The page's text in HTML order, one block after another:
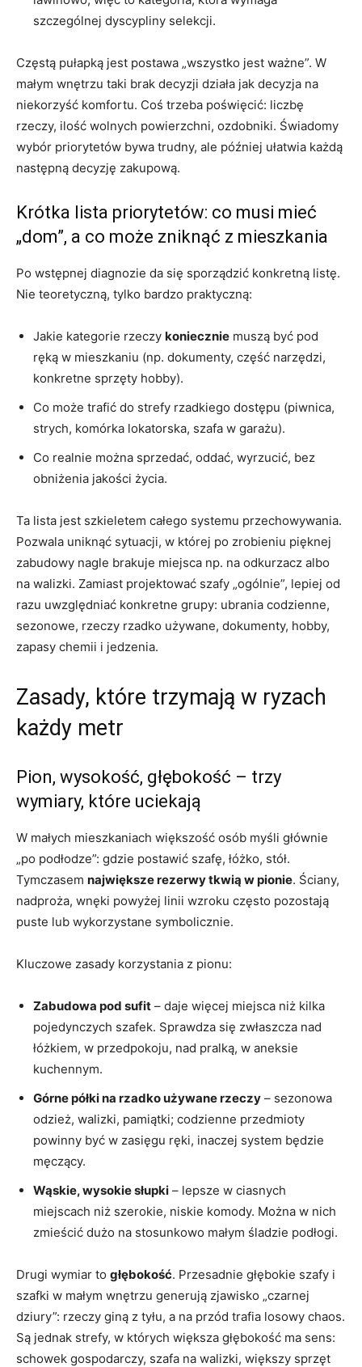
szczególnej dyscypliny selekcji.
Częstą pułapką jest postawa „wszystko jest ważne”. W
małym wnętrzu taki brak decyzji działa jak decyzja na
niekorzyść komfortu. Coś trzeba poświęcić: liczbę
rzeczy, ilość wolnych powierzchni, ozdobniki. Świadomy
wybór priorytetów bywa trudny, ale później ułatwia każdą
następną decyzję zakupową.
Krótka lista priorytetów: co musi mieć
„dom”, a co może zniknąć z mieszkania
Po wstępnej diagnozie da się sporządzić konkretną listę.
Nie teoretyczną, tylko bardzo praktyczną:
Jakie kategorie rzeczy koniecznie muszą być pod
ręką w mieszkaniu (np. dokumenty, część narzędzi,
konkretne sprzęty hobby).
Co może trafić do strefy rzadkiego dostępu (piwnica,
strych, komórka lokatorska, szafa w garażu).
Co realnie można sprzedać, oddać, wyrzucić, bez
obniżenia jakości życia.
Ta lista jest szkieletem całego systemu przechowywania.
Pozwala uniknąć sytuacji, w której po zrobieniu pięknej
zabudowy nagle brakuje miejsca np. na odkurzacz albo
na walizki. Zamiast projektować szafy „ogólnie”, lepiej od
razu uwzględniać konkretne grupy: ubrania codzienne,
sezonowe, rzeczy rzadko używane, dokumenty, hobby,
zapasy chemii i jedzenia.
Zasady, które trzymają w ryzach
każdy metr
Pion, wysokość, głębokość – trzy
wymiary, które uciekają
W małych mieszkaniach większość osób myśli głównie
„po podłodze”: gdzie postawić szafę, łóżko, stół.
Tymczasem największe rezerwy tkwią w pionie. Ściany,
nadproża, wnęki powyżej linii wzroku często pozostają
puste lub wykorzystane symbolicznie.
Kluczowe zasady korzystania z pionu:
Zabudowa pod sufit – daje więcej miejsca niż kilka
pojedynczych szafek. Sprawdza się zwłaszcza nad
łóżkiem, w przedpokoju, nad pralką, w aneksie
kuchennym.
Górne półki na rzadko używane rzeczy – sezonowa
odzież, walizki, pamiątki; codzienne przedmioty
powinny być w zasięgu ręki, inaczej system będzie
męczący.
Wąskie, wysokie słupki – lepsze w ciasnych
miejscach niż szerokie, niskie komody. Można w nich
zmieścić dużo na stosunkowo małym śladzie podłogi.
Drugi wymiar to głębokość. Przesadnie głębokie szafy i
szafki w małym wnętrzu generują zjawisko „czarnej
dziury”: rzeczy giną z tyłu, a na przód trafia losowy chaos.
Są jednak strefy, w których większa głębokość ma sens:
schowek gospodarczy, szafa na walizki, większy sprzęt